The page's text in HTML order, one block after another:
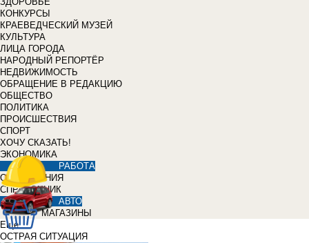
КОНКУРСЫ
КРАЕВЕДЧЕСКИЙ МУЗЕЙ
КУЛЬТУРА
ЛИЦА ГОРОДА
НАРОДНЫЙ РЕПОРТЁР
НЕДВИЖИМОСТЬ
ОБРАЩЕНИЕ В РЕДАКЦИЮ
ОБЩЕСТВО
ПОЛИТИКА
ПРОИСШЕСТВИЯ
СПОРТ
ХОЧУ СКАЗАТЬ!
ЭКОНОМИКА
РАБОТА
ОБЪЯВЛЕНИЯ
СПРАВОЧНИК
АВТО
МАГАЗИНЫ
Еще
ОСТРАЯ СИТУАЦИЯ